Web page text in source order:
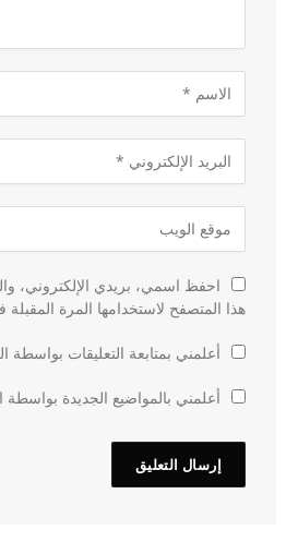
احفظ اسمي، بريدي الإلكتروني،
هذا المتصفح لاستخدامها المرة
أعلمني بمتابعة التعليقات بواسطة
أعلمني بالمواضيع الجديدة بواسطة